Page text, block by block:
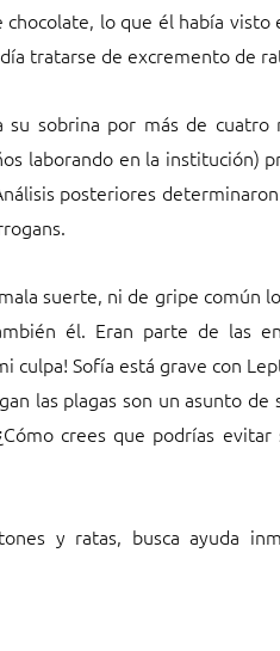
lo que él había visto
tratarse de excremento de
sobrina por más de cuatro
laborando en la institución)
posteriores
suerte, ni de gripe común
él. Eran parte de las
culpa! Sofía está grave con
las plagas son un asunto de
crees que podrías evitar
y ratas, busca ayuda